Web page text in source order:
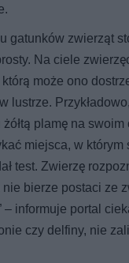
gatunków zwierząt
Na ciele
może ono
lustrze.
plamę na
miejsca, w którym
test. Zwierzę
bierze postaci ze
– informuje portal
czy delfiny, nie